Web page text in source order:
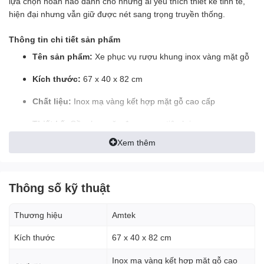
hiện đại nhưng vẫn giữ được nét sang trọng truyền thống.
Thông tin chi tiết sản phẩm
Tên sản phẩm: Xe phục vụ rượu khung inox vàng mặt gỗ
Kích thước: 67 x 40 x 82 cm
Chất liệu: Inox mạ vàng kết hợp mặt gỗ cao cấp
Thiết kế: Gồm ba ngăn đựng rượu tiện lợi
4 bánh di chuyển linh hoạt, có tay đẩy thuận tiện
Xuất xứ:Hàng nhập khẩu
Lưu ý:Các thông số kỹ thuật có dung sai ±5%
Đặc điểm nổi bật
Xe được chế tác với khung inox mạ vàng
Xem thêm
Thông số kỹ thuật
Thương hiệu Amtek
Kích thước 67 x 40 x 82 cm
Inox mạ vàng kết hợp mặt gỗ cao